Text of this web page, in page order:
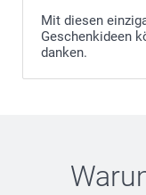
Mit diesen
Geschenkideen
danken.